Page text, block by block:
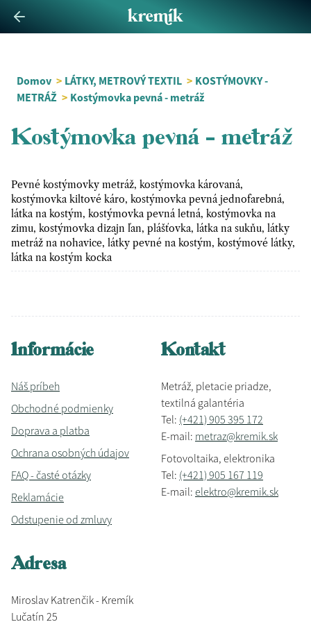
Domov > LÁTKY, METROVÝ TEXTIL > KOSTÝMOVKY -
METRÁŽ > Kostýmovka pevná - metráž
Kostýmovka pevná - metráž
Pevné kostýmovky metráž, kostýmovka károvaná,
kostýmovka kiltové káro, kostýmovka pevná jednofarebná,
látka na kostým, kostýmovka pevná letná, kostýmovka na
zimu, kostýmovka dizajn ľan, plášťovka, látka na sukňu, látky
metráž na nohavice, látky pevné na kostým, kostýmové látky,
látka na kostým kocka
Informácie
Náš príbeh
Obchodné podmienky
Doprava a platba
Ochrana osobných údajov
FAQ - časté otázky
Reklamácie
Odstupenie od zmluvy
Kontakt
Metráž, pletacie priadze,
textilná galantéria
Tel: (+421) 905 395 172
E-mail: metraz@kremik.sk
Fotovoltaika, elektronika
Tel: (+421) 905 167 119
E-mail: elektro@kremik.sk
Adresa
Miroslav Katrenčik - Kremík
Lučatín 25